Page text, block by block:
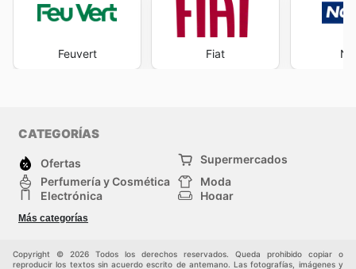
Feuvert Fiat
CATEGORÍAS
Ofertas
Supermercados
Perfumería y Cosmética
Moda
Electrónica
Hogar
Deporte
Juguetes y bebés
Más categorías
Copyright © 2026 Todos los derechos reservados. Queda prohibido copiar o
reproducir los textos sin acuerdo escrito de antemano. Las fotografías, imágenes y